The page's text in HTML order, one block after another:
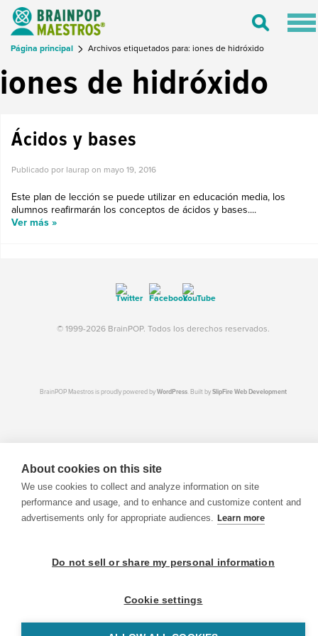
Toggle
Página principal Archivos etiquetados para: iones de hidróxido
iones de hidróxido
Ácidos y bases
Publicado por laurap on mayo 19, 2016
Este plan de lección se puede utilizar en educación media, los
alumnos reafirmarán los conceptos de ácidos y bases....
Ver más »
© 1999-2026 BrainPOP. Todos los derechos reservados.
BrainPOP Maestros is proudly powered byWordPress. Built bySlipFire Web Development
About cookies on this site
We use cookies to collect and analyze information on site
performance and usage, and to enhance and customize content and
advertisements only for appropriate audiences. Learn more
Do not sell or share my personal information
Cookie settings